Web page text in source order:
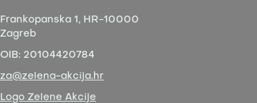
Frankopanska 1, HR-10000
Zagreb
OIB: 20104420784
za@zelena-akcija.hr
Logo Zelene Akcije